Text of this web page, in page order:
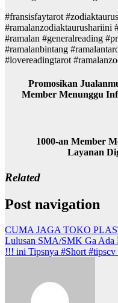
#fransisfaytarot
#ramalanzodiaktaurushariini
#ramalan #generalreading
#ramalanbintang
#lovereadingtarot
Promosikan
Member Menunggu
1000-an Member
Layanan
Related
Post navigation
CUMA JAGA TOKO
Lulusan SMA/SMK Ga Ada
!!! ini Tipsnya #Short #tipscv